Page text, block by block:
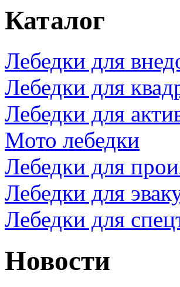
Каталог
Лебедки для
Лебедки для
Лебедки для
Мото лебедки
Лебедки для
Лебедки для
Лебедки для
Новости